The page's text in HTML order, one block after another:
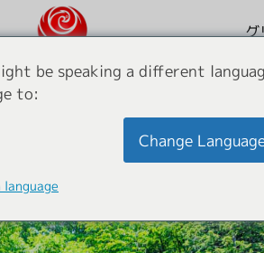
グ
be speaking a different
to:
Change